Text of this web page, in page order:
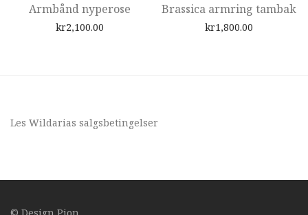
Armbånd nyperose
kr2,100.00
Brassica armring tambak
kr1,800.00
Les Wildarias salgsbetingelser